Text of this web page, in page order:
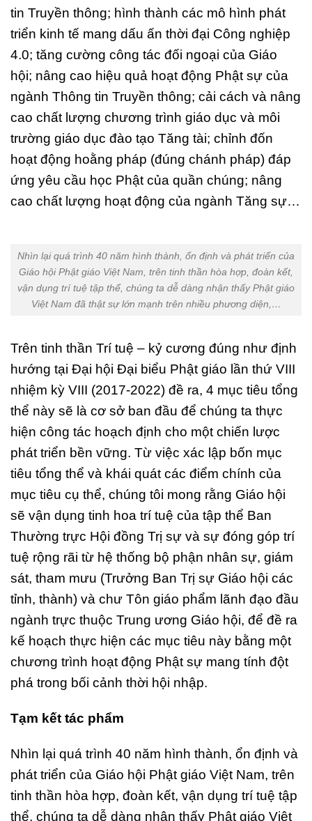
tin Truyền thông; hình thành các mô hình phát
triển kinh tế mang dấu ấn thời đại Công nghiệp
4.0; tăng cường công tác đối ngoại của Giáo
hội; nâng cao hiệu quả hoạt động Phật sự của
ngành Thông tin Truyền thông; cải cách và nâng
cao chất lượng chương trình giáo dục và môi
trường giáo dục đào tạo Tăng tài; chỉnh đốn
hoạt động hoằng pháp (đúng chánh pháp) đáp
ứng yêu cầu học Phật của quần chúng; nâng
cao chất lượng hoạt động của ngành Tăng sự…
Nhìn lại quá trình 40 năm hình thành, ổn định và phát triển của
Giáo hội Phật giáo Việt Nam, trên tinh thần hòa hợp, đoàn kết,
vận dụng trí tuệ tập thể, chúng ta dễ dàng nhận thấy Phật giáo
Việt Nam đã thật sự lớn mạnh trên nhiều phương diện,…
Trên tinh thần Trí tuệ – kỷ cương đúng như định
hướng tại Đại hội Đại biểu Phật giáo lần thứ VIII
nhiệm kỳ VIII (2017-2022) đề ra, 4 mục tiêu tổng
thể này sẽ là cơ sở ban đầu để chúng ta thực
hiện công tác hoạch định cho một chiến lược
phát triển bền vững. Từ việc xác lập bốn mục
tiêu tổng thể và khái quát các điểm chính của
mục tiêu cụ thể, chúng tôi mong rằng Giáo hội
sẽ vận dụng tinh hoa trí tuệ của tập thể Ban
Thường trực Hội đồng Trị sự và sự đóng góp trí
tuệ rộng rãi từ hệ thống bộ phận nhân sự, giám
sát, tham mưu (Trưởng Ban Trị sự Giáo hội các
tỉnh, thành) và chư Tôn giáo phẩm lãnh đạo đầu
ngành trực thuộc Trung ương Giáo hội, để đề ra
kế hoạch thực hiện các mục tiêu này bằng một
chương trình hoạt động Phật sự mang tính đột
phá trong bối cảnh thời hội nhập.
Tạm kết tác phẩm
Nhìn lại quá trình 40 năm hình thành, ổn định và
phát triển của Giáo hội Phật giáo Việt Nam, trên
tinh thần hòa hợp, đoàn kết, vận dụng trí tuệ tập
thể, chúng ta dễ dàng nhận thấy Phật giáo Việt